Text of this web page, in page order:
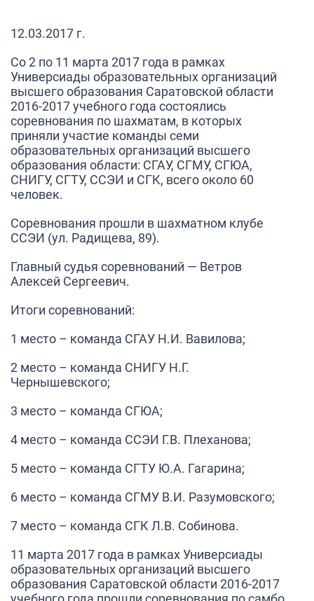
12.03.2017 г.
Со 2 по 11 марта 2017 года в рамках
Универсиады образовательных организаций
высшего образования Саратовской области
2016-2017 учебного года состоялись
соревнования по шахматам, в которых
приняли участие команды семи
образовательных организаций высшего
образования области: СГАУ, СГМУ, СГЮА,
СНИГУ, СГТУ, ССЭИ и СГК, всего около 60
человек.
Соревнования прошли в шахматном клубе
ССЭИ (ул. Радищева, 89).
Главный судья соревнований — Ветров
Алексей Сергеевич.
Итоги соревнований:
1 место – команда СГАУ Н.И. Вавилова;
2 место – команда СНИГУ Н.Г.
Чернышевского;
3 место – команда СГЮА;
4 место – команда ССЭИ Г.В. Плеханова;
5 место – команда СГТУ Ю.А. Гагарина;
6 место – команда СГМУ В.И. Разумовского;
7 место – команда СГК Л.В. Собинова.
11 марта 2017 года в рамках Универсиады
образовательных организаций высшего
образования Саратовской области 2016-2017